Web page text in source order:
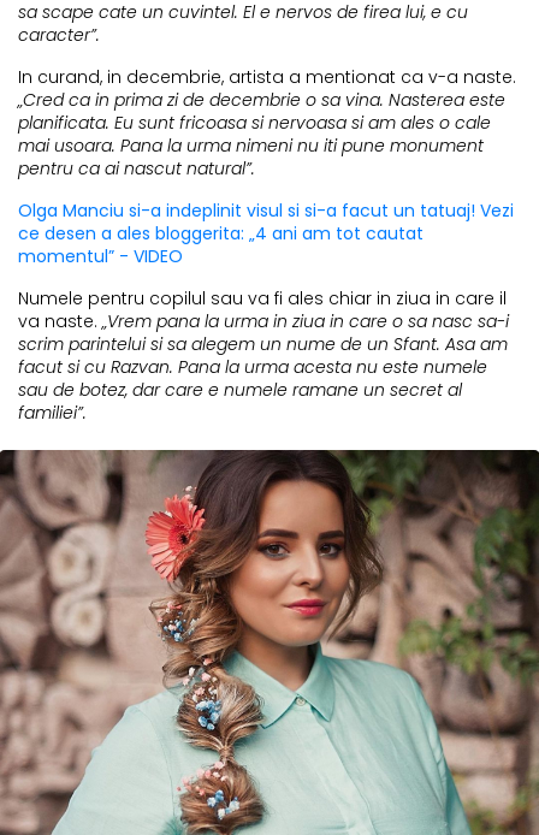
sa scape cate un cuvintel. El e nervos de firea lui, e cu
caracter”.
In curand, in decembrie, artista a mentionat ca v-a naste.
„Cred ca in prima zi de decembrie o sa vina. Nasterea este
planificata. Eu sunt fricoasa si nervoasa si am ales o cale
mai usoara. Pana la urma nimeni nu iti pune monument
pentru ca ai nascut natural”.
Olga Manciu si-a indeplinit visul si si-a facut un tatuaj! Vezi
ce desen a ales bloggerita: „4 ani am tot cautat
momentul” - VIDEO
Numele pentru copilul sau va fi ales chiar in ziua in care il
va naste.„Vrem pana la urma in ziua in care o sa nasc sa-i
scrim parintelui si sa alegem un nume de un Sfant. Asa am
facut si cu Razvan. Pana la urma acesta nu este numele
sau de botez, dar care e numele ramane un secret al
familiei”.